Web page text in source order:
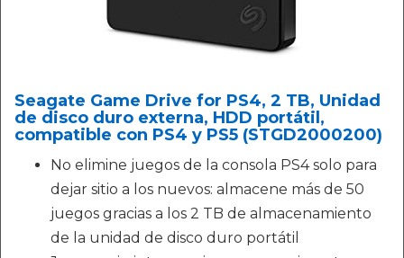
Seagate Game Drive for PS4, 2 TB, Unidad
de disco duro externa, HDD portátil,
compatible con PS4 y PS5 (STGD2000200)
No elimine juegos de la consola PS4 solo para
dejar sitio a los nuevos: almacene más de 50
juegos gracias a los 2 TB de almacenamiento
de la unidad de disco duro portátil